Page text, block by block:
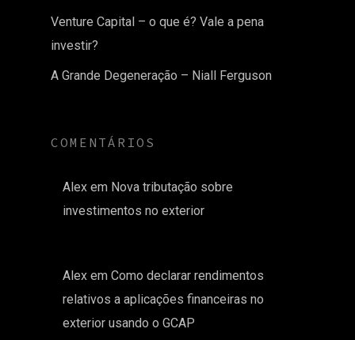
Venture Capital – o que é? Vale a pena
investir?
A Grande Degeneração – Niall Ferguson
COMENTÁRIOS
Alex em Nova tributação sobre
investimentos no exterior
Alex em Como declarar rendimentos
relativos a aplicações financeiras no
exterior usando o GCAP